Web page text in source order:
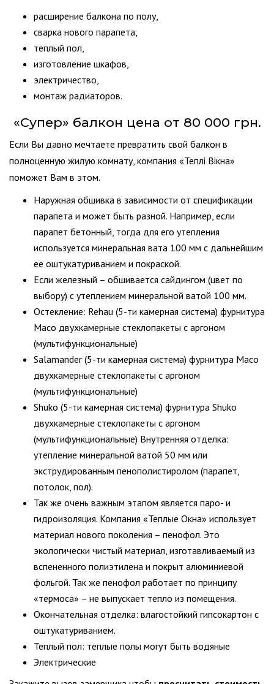
расширение балкона по полу,
сварка нового парапета,
теплый пол,
изготовление шкафов,
электричество,
монтаж радиаторов.
«Супер» балкон цена от 80 000 грн.
Если Вы давно мечтаете превратить свой балкон в
полноценную жилую комнату, компания «Теплі Вікна»
поможет Вам в этом.
Наружная обшивка в зависимости от спецификации
парапета и может быть разной. Например, если
парапет бетонный, тогда для его утепления
используется минеральная вата 100 мм с дальнейшим
ее оштукатуриванием и покраской.
Если железный – обшивается сайдингом (цвет по
выбору) с утеплением минеральной ватой 100 мм.
Остекление: Rehau (5-ти камерная система) фурнитура
Maco двухкамерные стеклопакеты с аргоном
(мультифункциональные)
Salamander (5-ти камерная система) фурнитура Maco
двухкамерные стеклопакеты с аргоном
(мультифункциональные)
Shuko (5-ти камерная система) фурнитура Shuko
двухкамерные стеклопакеты с аргоном
(мультифункциональные) Внутренняя отделка:
утепление минеральной ватой 50 мм или
экструдированным пенополистиролом (парапет,
потолок, пол).
Так же очень важным этапом является паро- и
гидроизоляция. Компания «Теплые Окна» использует
материал нового поколения – пенофол. Это
экологически чистый материал, изготавливаемый из
вспененного полиэтилена и покрыт алюминиевой
фольгой. Так же пенофол работает по принципу
«термоса» – не выпускает тепло из помещения.
Окончательная отделка: влагостойкий гипсокартон с
оштукатуриванием.
Теплый пол: теплые полы могут быть водяные
Электрические